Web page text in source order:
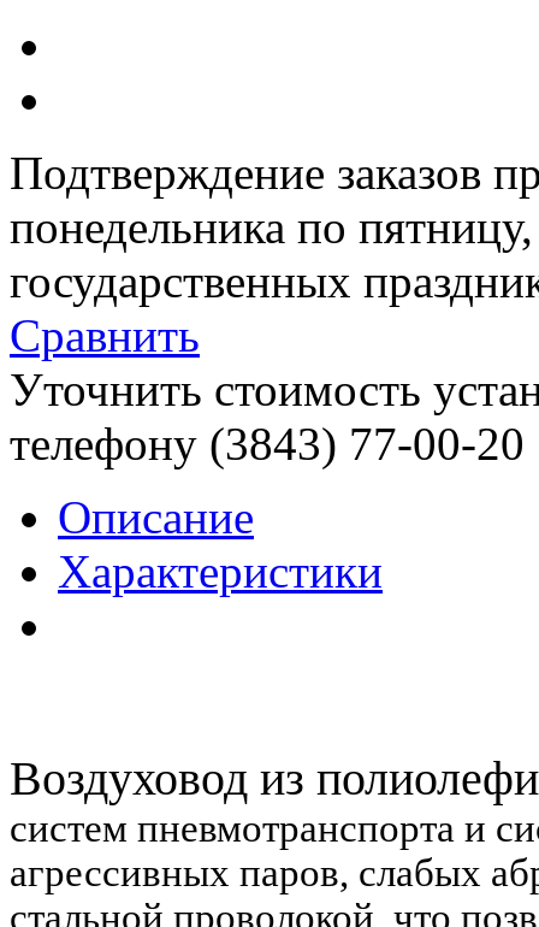
Подтверждение заказов
понедельника по
государственных
Сравнить
Уточнить стоимость
телефону (3843) 77-00-20
Описание
Характеристики
Воздуховод из
систем пневмотранспорта и
агрессивных паров, слабых
стальной проволокой, что